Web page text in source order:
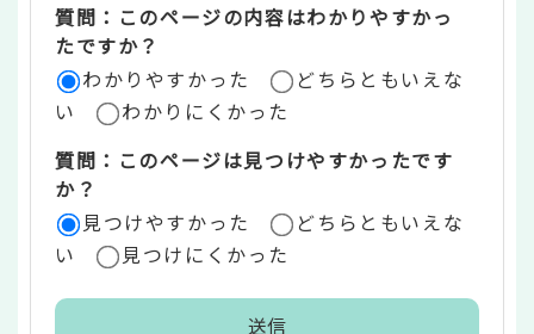
リ
ア
質問：このページの内容はわかりやすかっ
たですか？
わかりやすかった
どちらともいえな
い
わかりにくかった
質問：このページは見つけやすかったです
か？
見つけやすかった
どちらともいえな
い
見つけにくかった